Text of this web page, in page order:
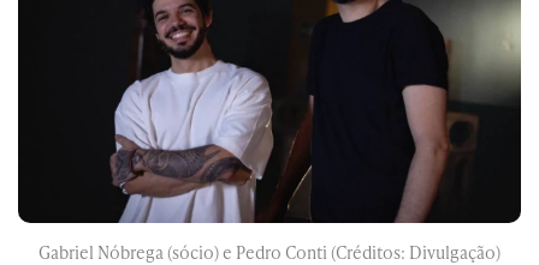
Gabriel Nóbrega (sócio) e Pedro Conti (Créditos: Divulgação)